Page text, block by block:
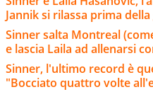
Jannik si rilassa prima
Sinner salta Montreal
e lascia Laila ad allenarsi
Sinner, l'ultimo record è
"Bocciato quattro volte